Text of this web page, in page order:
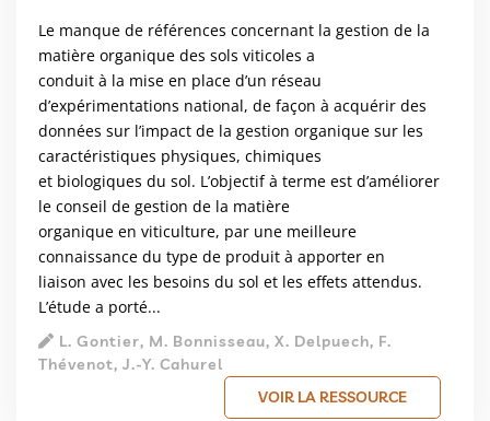
Le manque de références concernant la gestion de la
matière organique des sols viticoles a
conduit à la mise en place d’un réseau
d’expérimentations national, de façon à acquérir des
données sur l’impact de la gestion organique sur les
caractéristiques physiques, chimiques
et biologiques du sol. L’objectif à terme est d’améliorer
le conseil de gestion de la matière
organique en viticulture, par une meilleure
connaissance du type de produit à apporter en
liaison avec les besoins du sol et les effets attendus.
L’étude a porté...
L. Gontier, M. Bonnisseau, X. Delpuech, F.
Thévenot, J.-Y. Cahurel
VOIR LA RESSOURCE